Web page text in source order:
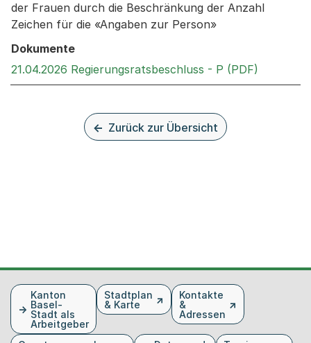
der Frauen durch die Beschränkung der Anzahl
Zeichen für die «Angaben zur Person»
Dokumente
21.04.2026 Regierungsratsbeschluss - P (PDF)
Zurück zur Übersicht
FusszeileKanton
Basel-
Stadt als
Arbeitgeber
Stadtplan
& Karte
Kontakte
&
Adressen